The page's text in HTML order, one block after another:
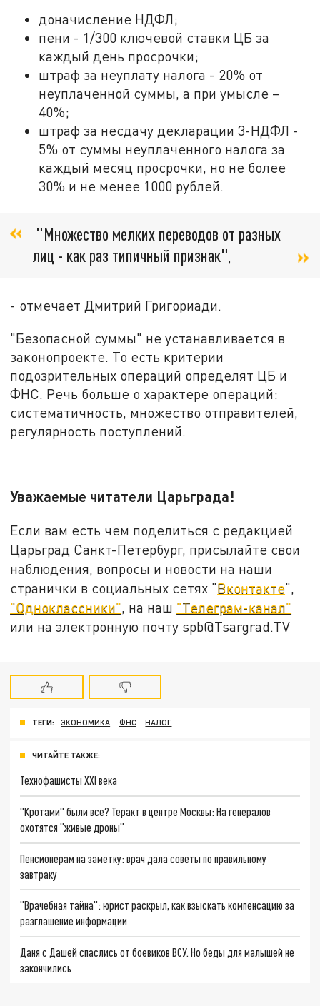
доначисление НДФЛ;
пени - 1/300 ключевой ставки ЦБ за
каждый день просрочки;
штраф за неуплату налога - 20% от
неуплаченной суммы, а при умысле –
40%;
штраф за несдачу декларации 3-НДФЛ -
5% от суммы неуплаченного налога за
каждый месяц просрочки, но не более
30% и не менее 1000 рублей.
"Множество мелких переводов от разных
лиц - как раз типичный признак",
- отмечает Дмитрий Григориади.
"Безопасной суммы" не устанавливается в
законопроекте. То есть критерии
подозрительных операций определят ЦБ и
ФНС. Речь больше о характере операций:
систематичность, множество отправителей,
регулярность поступлений.
Уважаемые читатели Царьграда!
Если вам есть чем поделиться с редакцией
Царьград Санкт-Петербург, присылайте свои
наблюдения, вопросы и новости на наши
странички в социальных сетях "Вконтакте",
"Одноклассники", на наш "Телеграм-канал"
или на электронную почту spb@Tsargrad.TV
ТЕГИ: ЭКОНОМИКА ФНС НАЛОГ
ЧИТАЙТЕ ТАКЖЕ:
Технофашисты XXI века
"Кротами" были все? Теракт в центре Москвы: На генералов
охотятся "живые дроны"
Пенсионерам на заметку: врач дала советы по правильному
завтраку
"Врачебная тайна": юрист раскрыл, как взыскать компенсацию за
разглашение информации
Даня с Дашей спаслись от боевиков ВСУ. Но беды для малышей не
закончились